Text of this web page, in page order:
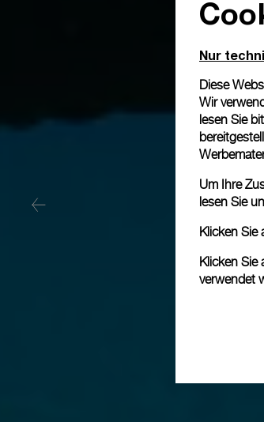
Nur
Diese
Wir
lesen Sie
Um Ihre
lesen Sie
Klicken Sie
Klicken Sie
verwendet